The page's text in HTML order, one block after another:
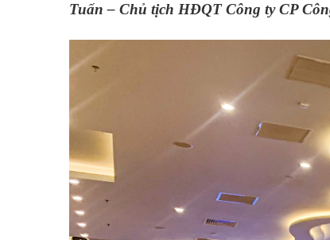
Tuấn – Chủ tịch HĐQT Công ty CP